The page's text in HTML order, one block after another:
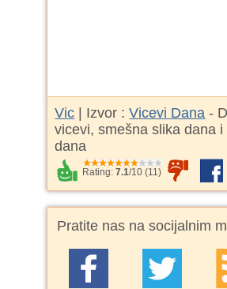
Vic | Izvor :Vicevi Dana -
vicevi, smešna slika dana
dana
Rating:7.1/10 (11)
Pratite nas na socijalnim